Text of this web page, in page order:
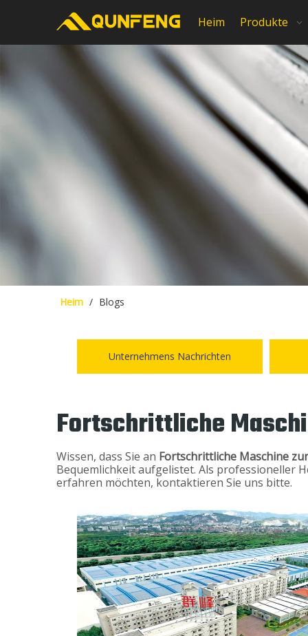
Heim Produkte
Heim / Blogs
Unternehmens Nachrichten
Fortschrittliche
Wissen, dass Sie an Fortschrittliche Maschine
Bequemlichkeit aufgelistet. Als professioneller
erfahren möchten, kontaktieren Sie uns bitte.